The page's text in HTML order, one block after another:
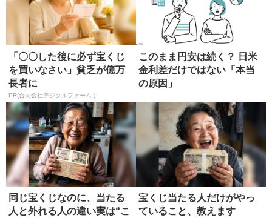
「〇〇した後に必ず宝くじ
を買いなさい」貧乏が億万
長者に
PR(合同会社デジタルファーム )
このまま円安は続く？ 日米
金利差だけではない「本当
の原因」
同じ宝くじなのに、当たる
人と外れる人の違い実は“こ
宝くじ当たる人だけがやっ
ていること、教えます